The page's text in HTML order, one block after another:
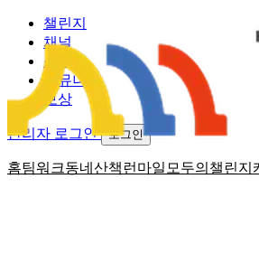
홈팀워크동네산책 런마일 모두의챌린지
챌린지
채널
소식
커뮤니티
보상
관리자 로그인 로그인